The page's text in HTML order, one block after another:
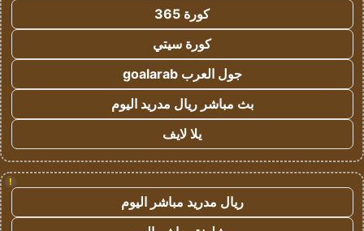
كورة 365
كورة سيتي
جول العرب goalarab
بث مباشر ريال مدريد اليوم
يلا لايف
!
ريال مدريد مباشر اليوم